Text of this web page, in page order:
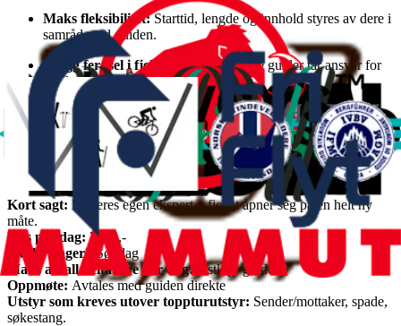
Maks fleksibilitet:Starttid, lengde og innhold styres av dere i
samråd med guiden.
Trygg ferdsel i fjellet:
Våre sertifiserte guider tar ansvar for
vurderinger, sikkerhet og snøforhold.
Mer læring og mestring:
Få personlige tips og
teknikkveiledning underveis.
Større opplevelse:Oppdag nye fjell, gode forhold og skjulte
perler dere ikke ville funnet alene.
Kort sagt: Få deres egen ekspert – fjellet åpner seg på en helt ny
måte.
Pris per dag:7000,-
Hvilke dager?
Søndag
Maks antall deltakere per dag:
6 stk pr guide
Oppmøte: Avtales med guiden direkte
Utstyr som kreves utover toppturutstyr: Sender/mottaker, spade,
søkestang.